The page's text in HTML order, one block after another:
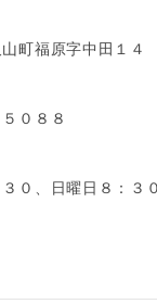
町福原字中田１４
０８８
０、日曜日８：３